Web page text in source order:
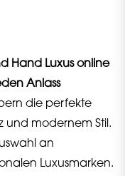
Hand Luxus online
Anlass
die perfekte
und modernem Stil.
an
Luxusmarken.